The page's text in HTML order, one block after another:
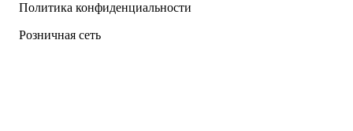
Политика конфиденциальности
Розничная сеть